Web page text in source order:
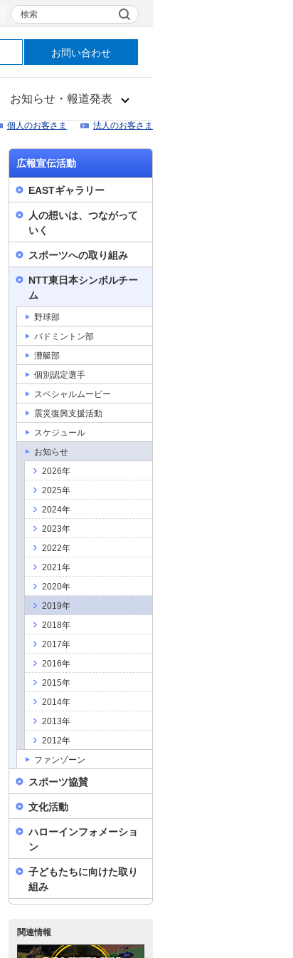
お知らせ・報道発表
検索
お問い合わせ
個人のお客さま 法人のお客さま
広報宣伝活動
EASTギャラリー
人の想いは、つながって
いく
スポーツへの取り組み
NTT東日本シンボルチー
ム
野球部
バドミントン部
漕艇部
個別認定選手
スペシャルムービー
震災復興支援活動
スケジュール
お知らせ
2026年
2025年
2024年
2023年
2022年
2021年
2020年
2019年
2018年
2017年
2016年
2015年
2014年
2013年
2012年
ファンゾーン
スポーツ協賛
文化活動
ハローインフォメーショ
ン
子どもたちに向けた取り
組み
関連情報